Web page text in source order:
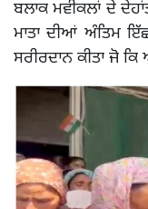
ਬਲਾਕ ਮਵੀਕਲਾਂ ਦੇ
ਮਾਤਾ ਦੀਆਂ ਅੰਤਿਮ
ਸਰੀਰਦਾਨ ਕੀਤਾ ਜੋ